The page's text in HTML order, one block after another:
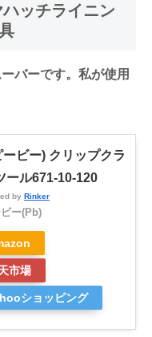
ッチライニン
バーです。私が使用
ービー) クリップクラ
ール671-10-120
by Rinker
ー(Pb)
市場
ショッピング